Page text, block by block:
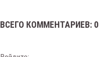
ВСЕГО КОММЕНТАРИЕВ: 0